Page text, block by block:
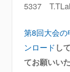
5337
第8回大会
ンロード し
てお願いい